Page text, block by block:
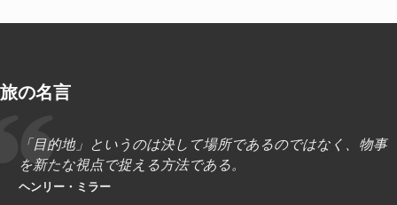
旅の名言
「目的地」というのは決して場所であるのではなく、物事
を新たな視点で捉える方法である。
ヘンリー・ミラー